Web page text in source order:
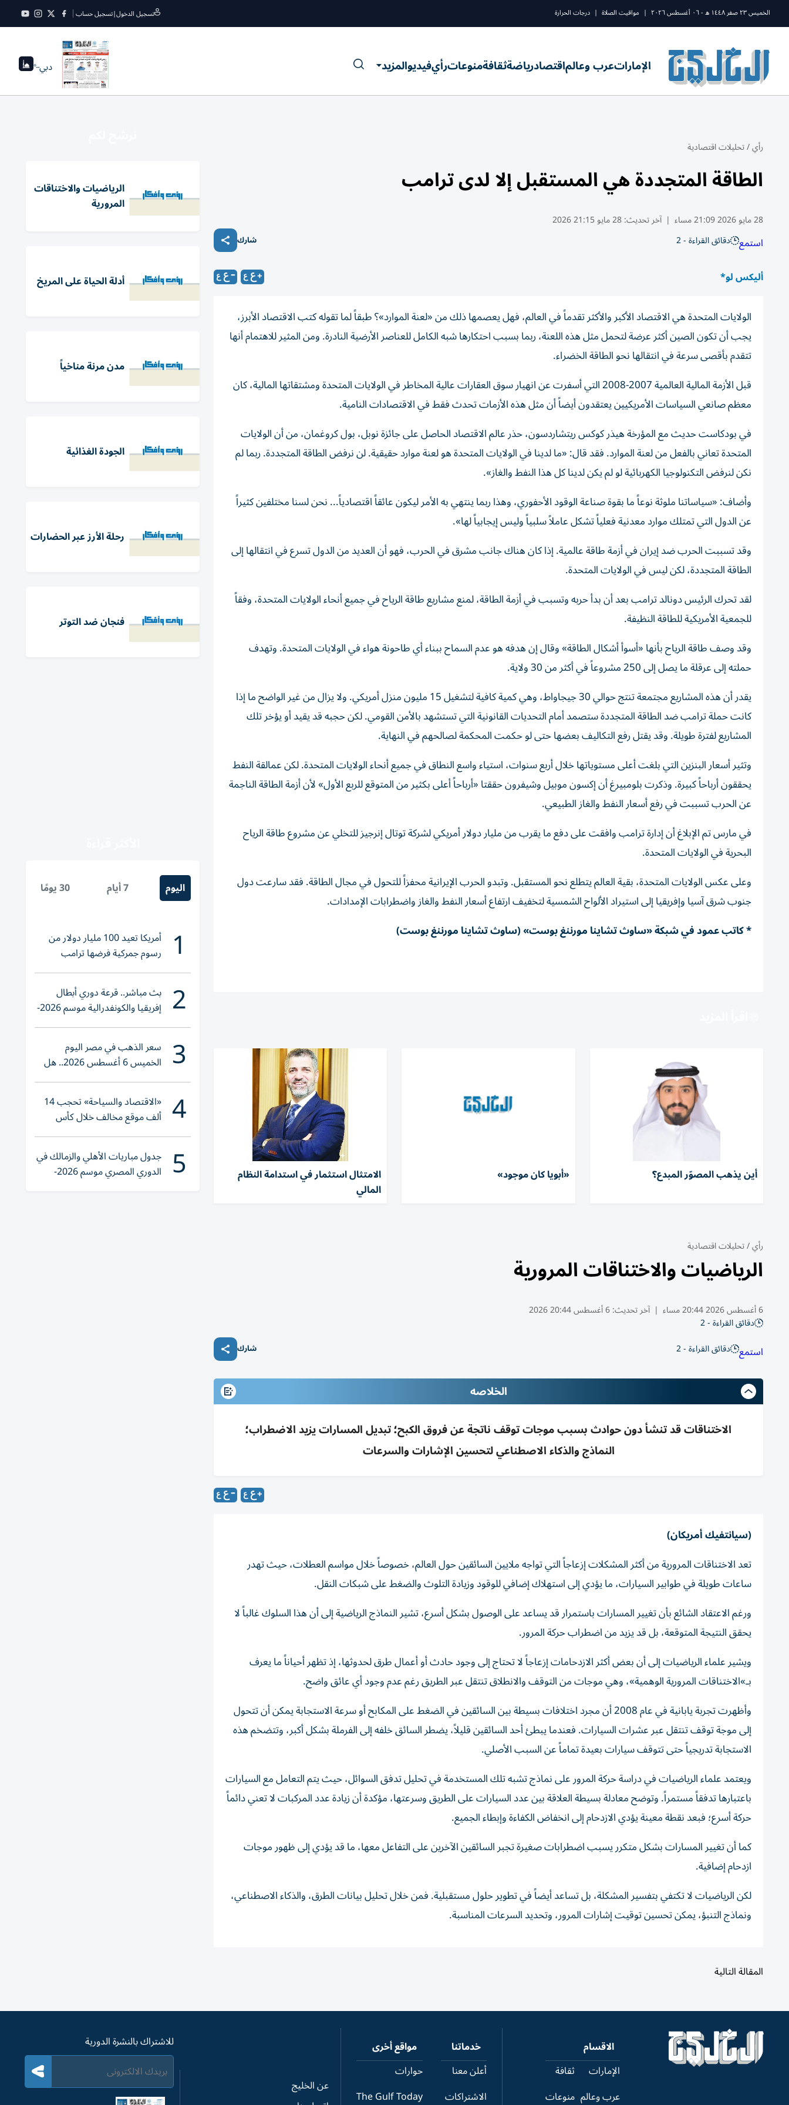
الخميس ٢٣ صفر ١٤٤٨ ه - ٠٦ أغسطس ٢٠٢٦ | مواقيت الصلاة | درجات الحرارة تسجيل الدخول|تسجيل حساب
الإماراتعرب وعالماقتصادرياضةثقافةمنوعاترأيفيديوالمزيد دبي--°
رأي/تحليلات اقتصادية
الطاقة المتجددة هي المستقبل إلا لدى ترامب
28 مايو 2026 21:09 مساء | آخر تحديث:28 مايو 21:15 2026
استمع دقائق القراءة - 2 شارك
أليكس لو*
الولايات المتحدة هي الاقتصاد الأكبر والأكثر تقدماً في العالم، فهل يعصمها ذلك من «لعنة الموارد»؟ طبقاً لما تقوله كتب الاقتصاد الأبرز،
يجب أن تكون الصين أكثر عرضة لتحمل مثل هذه اللعنة، ربما بسبب احتكارها شبه الكامل للعناصر الأرضية النادرة. ومن المثير للاهتمام أنها
تتقدم بأقصى سرعة في انتقالها نحو الطاقة الخضراء.
قبل الأزمة المالية العالمية 2007-2008 التي أسفرت عن انهيار سوق العقارات عالية المخاطر في الولايات المتحدة ومشتقاتها المالية، كان
معظم صانعي السياسات الأمريكيين يعتقدون أيضاً أن مثل هذه الأزمات تحدث فقط في الاقتصادات النامية.
في بودكاست حديث مع المؤرخة هيذر كوكس ريتشاردسون، حذر عالم الاقتصاد الحاصل على جائزة نوبل، بول كروغمان، من أن الولايات
المتحدة تعاني بالفعل من لعنة الموارد. فقد قال: «ما لدينا في الولايات المتحدة هو لعنة موارد حقيقية. لن نرفض الطاقة المتجددة. ربما لم
نكن لنرفض التكنولوجيا الكهربائية لو لم يكن لدينا كل هذا النفط والغاز».
وأضاف: «سياساتنا ملوثة نوعاً ما بقوة صناعة الوقود الأحفوري، وهذا ربما ينتهي به الأمر ليكون عائقاً اقتصادياً... نحن لسنا مختلفين كثيراً
عن الدول التي تمتلك موارد معدنية فعلياً تشكل عاملاً سلبياً وليس إيجابياً لها».
وقد تسببت الحرب ضد إيران في أزمة طاقة عالمية. إذا كان هناك جانب مشرق في الحرب، فهو أن العديد من الدول تسرع في انتقالها إلى
الطاقة المتجددة، لكن ليس في الولايات المتحدة.
لقد تحرك الرئيس دونالد ترامب بعد أن بدأ حربه وتسبب في أزمة الطاقة، لمنع مشاريع طاقة الرياح في جميع أنحاء الولايات المتحدة، وفقاً
للجمعية الأمريكية للطاقة النظيفة.
وقد وصف طاقة الرياح بأنها «أسوأ أشكال الطاقة» وقال إن هدفه هو عدم السماح ببناء أي طاحونة هواء في الولايات المتحدة. وتهدف
حملته إلى عرقلة ما يصل إلى 250 مشروعاً في أكثر من 30 ولاية.
يقدر أن هذه المشاريع مجتمعة تنتج حوالي 30 جيجاواط، وهي كمية كافية لتشغيل 15 مليون منزل أمريكي. ولا يزال من غير الواضح ما إذا
كانت حملة ترامب ضد الطاقة المتجددة ستصمد أمام التحديات القانونية التي تستشهد بالأمن القومي. لكن حجبه قد يقيد أو يؤخر تلك
المشاريع لفترة طويلة. وقد يقتل رفع التكاليف بعضها حتى لو حكمت المحكمة لصالحهم في النهاية.
وتثير أسعار البنزين التي بلغت أعلى مستوياتها خلال أربع سنوات، استياء واسع النطاق في جميع أنحاء الولايات المتحدة. لكن عمالقة النفط
يحققون أرباحاً كبيرة. وذكرت بلومبيرغ أن إكسون موبيل وشيفرون حققتا «أرباحاً أعلى بكثير من المتوقع للربع الأول» لأن أزمة الطاقة الناجمة
عن الحرب تسببت في رفع أسعار النفط والغاز الطبيعي.
في مارس تم الإبلاغ أن إدارة ترامب وافقت على دفع ما يقرب من مليار دولار أمريكي لشركة توتال إنرجيز للتخلي عن مشروع طاقة الرياح
البحرية في الولايات المتحدة.
وعلى عكس الولايات المتحدة، بقية العالم يتطلع نحو المستقبل. وتبدو الحرب الإيرانية محفزاً للتحول في مجال الطاقة. فقد سارعت دول
جنوب شرق آسيا وإفريقيا إلى استيراد الألواح الشمسية لتخفيف ارتفاع أسعار النفط والغاز واضطرابات الإمدادات.
* كاتب عمود في شبكة «ساوث تشاينا مورننغ بوست» (ساوث تشاينا مورننغ بوست)
أين يذهب المصوّر المبدع؟ «أبويا كان موجود» الامتثال استثمار في استدامة النظام
المالي
رأي/تحليلات اقتصادية
الرياضيات والاختناقات المرورية
6 أغسطس 2026 20:44 مساء | آخر تحديث:6 أغسطس 20:44 2026
دقائق القراءة - 2
استمع دقائق القراءة - 2 شارك
الخلاصه
الاختناقات قد تنشأ دون حوادث بسبب موجات توقف ناتجة عن فروق الكبح؛ تبديل المسارات يزيد الاضطراب؛
النماذج والذكاء الاصطناعي لتحسين الإشارات والسرعات
(سيانتفيك أمريكان)
تعد الاختناقات المرورية من أكثر المشكلات إزعاجاً التي تواجه ملايين السائقين حول العالم، خصوصاً خلال مواسم العطلات، حيث تهدر
ساعات طويلة في طوابير السيارات، ما يؤدي إلى استهلاك إضافي للوقود وزيادة التلوث والضغط على شبكات النقل.
ورغم الاعتقاد الشائع بأن تغيير المسارات باستمرار قد يساعد على الوصول بشكل أسرع، تشير النماذج الرياضية إلى أن هذا السلوك غالباً لا
يحقق النتيجة المتوقعة، بل قد يزيد من اضطراب حركة المرور.
ويشير علماء الرياضيات إلى أن بعض أكثر الازدحامات إزعاجاً لا تحتاج إلى وجود حادث أو أعمال طرق لحدوثها، إذ تظهر أحياناً ما يعرف
بـ»الاختناقات المرورية الوهمية»، وهي موجات من التوقف والانطلاق تنتقل عبر الطريق رغم عدم وجود أي عائق واضح.
وأظهرت تجربة يابانية في عام 2008 أن مجرد اختلافات بسيطة بين السائقين في الضغط على المكابح أو سرعة الاستجابة يمكن أن تتحول
إلى موجة توقف تنتقل عبر عشرات السيارات. فعندما يبطئ أحد السائقين قليلاً، يضطر السائق خلفه إلى الفرملة بشكل أكبر، وتتضخم هذه
الاستجابة تدريجياً حتى تتوقف سيارات بعيدة تماماً عن السبب الأصلي.
ويعتمد علماء الرياضيات في دراسة حركة المرور على نماذج تشبه تلك المستخدمة في تحليل تدفق السوائل، حيث يتم التعامل مع السيارات
باعتبارها تدفقاً مستمراً. وتوضح معادلة بسيطة العلاقة بين عدد السيارات على الطريق وسرعتها، مؤكدة أن زيادة عدد المركبات لا تعني دائماً
حركة أسرع؛ فبعد نقطة معينة يؤدي الازدحام إلى انخفاض الكفاءة وإبطاء الجميع.
كما أن تغيير المسارات بشكل متكرر يسبب اضطرابات صغيرة تجبر السائقين الآخرين على التفاعل معها، ما قد يؤدي إلى ظهور موجات
ازدحام إضافية.
لكن الرياضيات لا تكتفي بتفسير المشكلة، بل تساعد أيضاً في تطوير حلول مستقبلية. فمن خلال تحليل بيانات الطرق، والذكاء الاصطناعي،
ونماذج التنبؤ، يمكن تحسين توقيت إشارات المرور، وتحديد السرعات المناسبة.
المقالة التالية
الرياضيات والاختناقات
المرورية
أدلة الحياة على المريخ
مدن مرنة مناخياً
الجودة الغذائية
رحلة الأرز عبر الحضارات
فنجان ضد التوتر
اليوم 7 أيام 30 يومًا
1 أمريكا تعيد 100 مليار دولار من
رسوم جمركية فرضها ترامب
2 بث مباشر.. قرعة دوري أبطال
إفريقيا والكونفدرالية موسم 2026-
2027
3 سعر الذهب في مصر اليوم
الخميس 6 أغسطس 2026.. هل
تنوي الشراء؟
4 «الاقتصاد والسياحة» تحجب 14
ألف موقع مخالف خلال كأس
العالم 2026
5 جدول مباريات الأهلي والزمالك في
الدوري المصري موسم 2026-
الاقسام
الإمارات
عرب وعالم
ثقافة
منوعات
خدماتنا
أعلن معنا
الاشتراكات
مواقع أخرى
حوارات
The Gulf Today
عن الخليج
للاشتراك بالنشرة الدورية